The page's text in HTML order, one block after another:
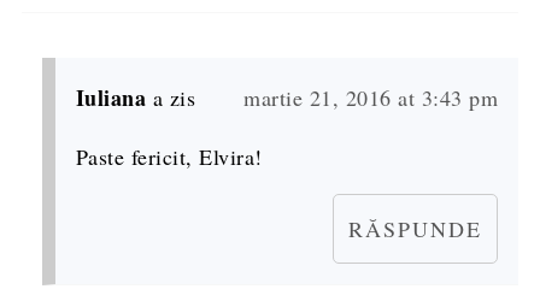
Iuliana a zis martie 21, 2016 at 3:43 pm
Paste fericit, Elvira!
RĂSPUNDE